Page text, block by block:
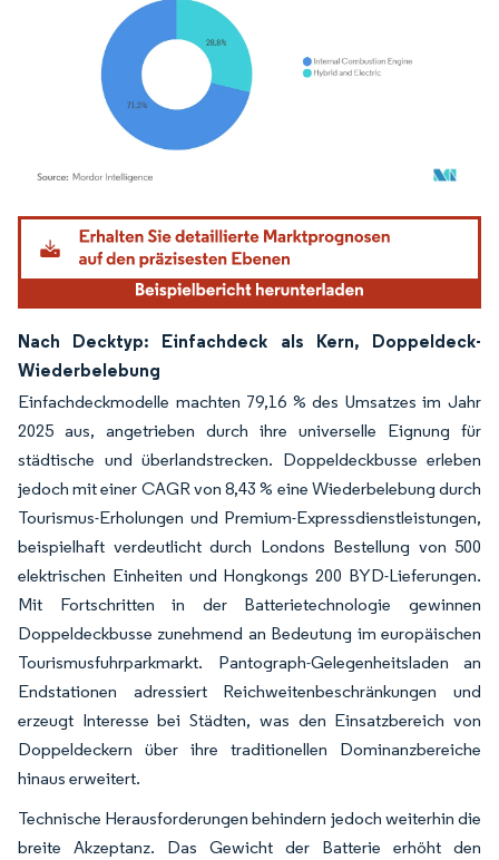
Bild © Mordor Intelligence. Wiederverwendung erfordert Namensnennung gemäß
Nach Decktyp: Einfachdeck als Kern, Doppeldeck-
Wiederbelebung
Einfachdeckmodelle machten 79,16 % des Umsatzes im Jahr
2025 aus, angetrieben durch ihre universelle Eignung für
städtische und überlandstrecken. Doppeldeckbusse erleben
jedoch mit einer CAGR von 8,43 % eine Wiederbelebung durch
Tourismus-Erholungen und Premium-Expressdienstleistungen,
beispielhaft verdeutlicht durch Londons Bestellung von 500
elektrischen Einheiten und Hongkongs 200 BYD-Lieferungen.
Mit Fortschritten in der Batterietechnologie gewinnen
Doppeldeckbusse zunehmend an Bedeutung im europäischen
Tourismusfuhrparkmarkt. Pantograph-Gelegenheitsladen an
Endstationen adressiert Reichweitenbeschränkungen und
erzeugt Interesse bei Städten, was den Einsatzbereich von
Doppeldeckern über ihre traditionellen Dominanzbereiche
hinaus erweitert.
Technische Herausforderungen behindern jedoch weiterhin die
breite Akzeptanz. Das Gewicht der Batterie erhöht den